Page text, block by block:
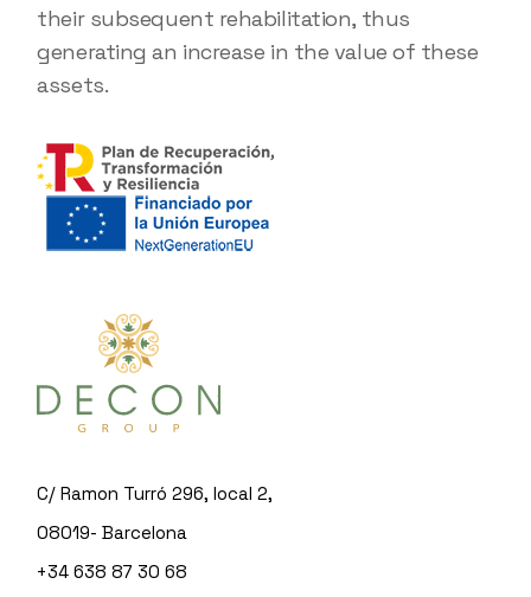
their subsequent rehabilitation, thus
generating an increase in the value of these
assets.
C/ Ramon Turró 296, local 2,
08019- Barcelona
+34 638 87 30 68